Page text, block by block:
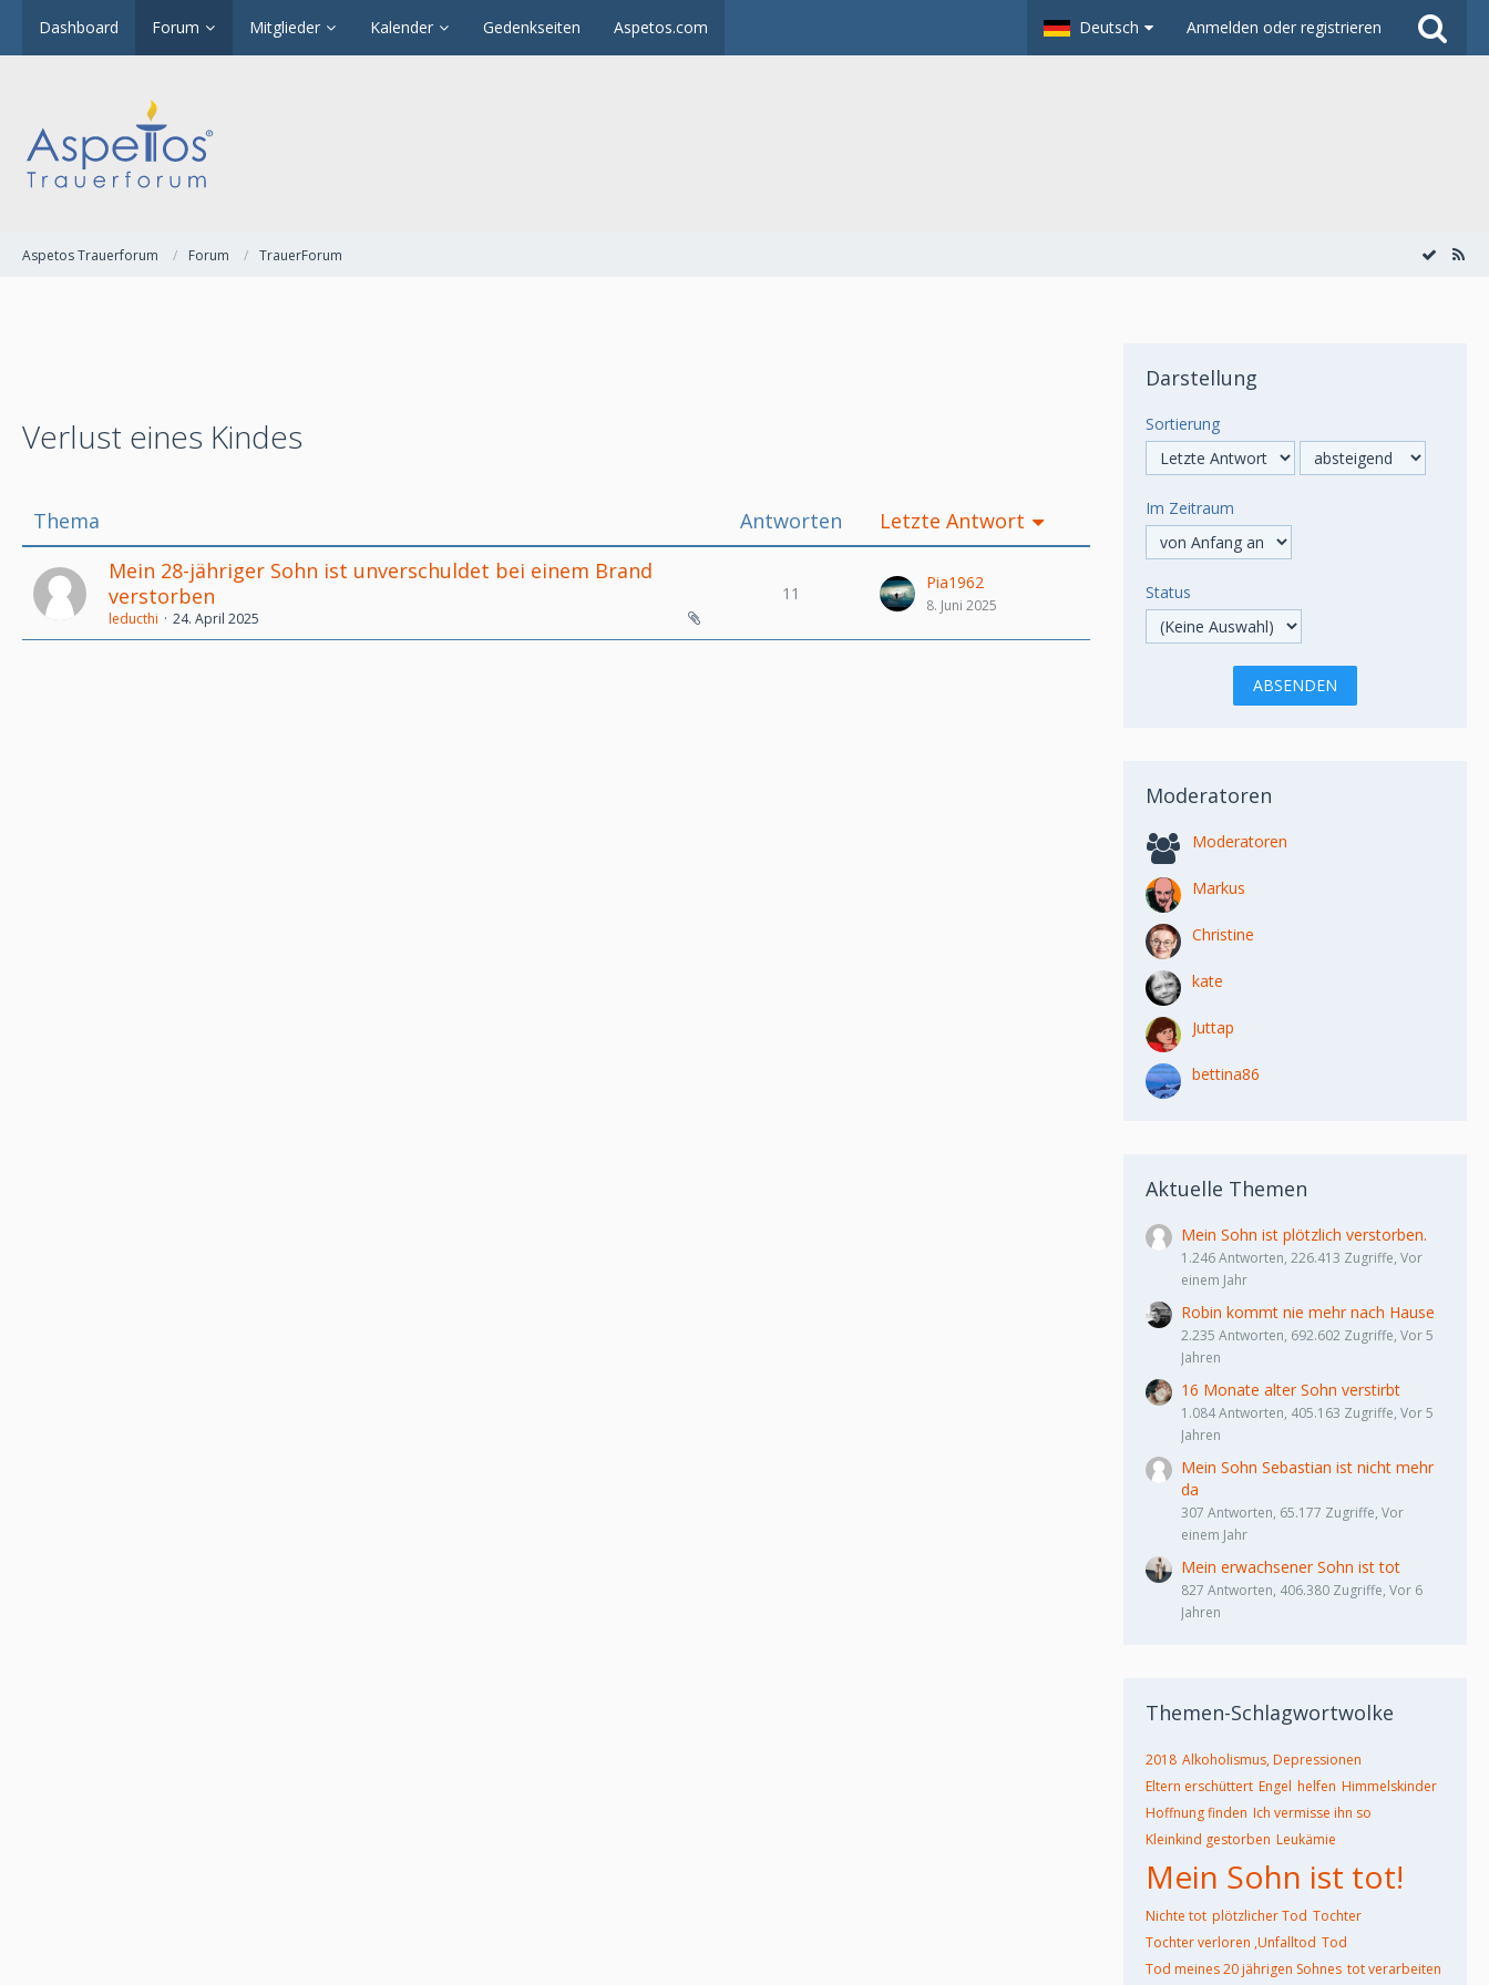
Dashboard Forum Mitglieder Kalender Gedenkseiten Aspetos.com Deutsch Anmelden oder registrieren
Aspetos Trauerforum Forum TrauerForum
Verlust eines Kindes
Thema Antworten
Letzte Antwort
Mein 28-jähriger Sohn ist unverschuldet bei einem Brand
verstorben
leducthi 24. April 2025
11
Pia1962
8. Juni 2025
Darstellung
Sortierung
Im Zeitraum
Status
Moderatoren
Moderatoren
Markus
Christine
kate
Juttap
bettina86
Aktuelle Themen
Mein Sohn ist plötzlich verstorben.
1.246 Antworten, 226.413 Zugriffe, Vor
einem Jahr
Robin kommt nie mehr nach Hause
2.235 Antworten, 692.602 Zugriffe, Vor 5
Jahren
16 Monate alter Sohn verstirbt
1.084 Antworten, 405.163 Zugriffe, Vor 5
Jahren
Mein Sohn Sebastian ist nicht mehr
da
307 Antworten, 65.177 Zugriffe, Vor
einem Jahr
Mein erwachsener Sohn ist tot
827 Antworten, 406.380 Zugriffe, Vor 6
Jahren
Themen-Schlagwortwolke
2018 Alkoholismus, Depressionen
Eltern erschüttert Engel helfen Himmelskinder
Hoffnung finden Ich vermisse ihn so
Kleinkind gestorben Leukämie
Mein Sohn ist tot!
Nichte tot plötzlicher Tod Tochter
Tochter verloren ,Unfalltod Tod
Tod meines 20 jährigen Sohnes tot verarbeiten